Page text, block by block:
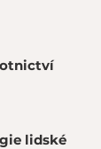
lidské